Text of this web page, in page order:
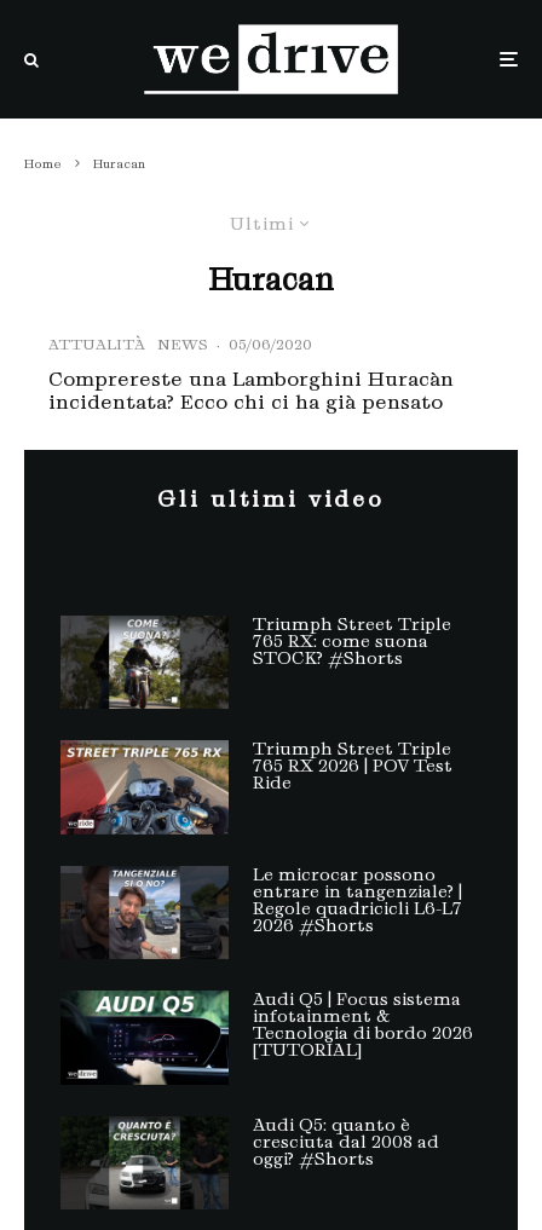
Home Huracan
Ultimi
Huracan
ATTUALITÀ NEWS · 05/06/2020
Comprereste una Lamborghini Huracàn
incidentata? Ecco chi ci ha già pensato
Gli ultimi video
Triumph Street Triple
765 RX: come suona
STOCK? #Shorts
Triumph Street Triple
765 RX 2026 | POV Test
Ride
Le microcar possono
entrare in tangenziale? |
Regole quadricicli L6-L7
2026 #Shorts
Audi Q5 | Focus sistema
infotainment &
Tecnologia di bordo 2026
[TUTORIAL]
Audi Q5: quanto è
cresciuta dal 2008 ad
oggi? #Shorts